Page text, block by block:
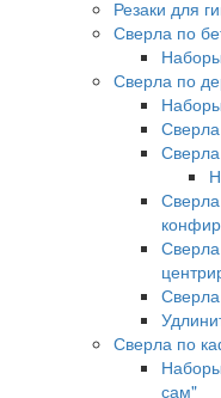
Резаки для
Сверла по
Сверла по
Сверла по
сам"